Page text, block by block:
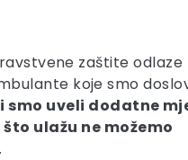
zaštite odlaze
koje smo
smo uveli dodatne
ulažu ne možemo